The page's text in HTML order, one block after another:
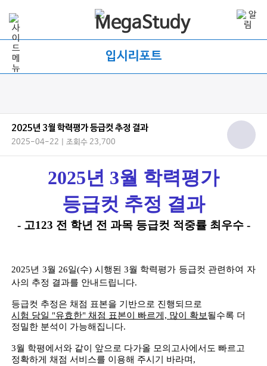
입시리포트
2025년 3월 학력평가 등급컷 추정 결과
2025-04-22 | 조회수 23,700
2025년 3월 학력평가
등급컷 추정 결과
- 고123 전 학년 전 과목 등급컷 적중률 최우수 -
2025년 3월 26일(수) 시행된 3월 학력평가 등급컷 관련하여 자
사의 추정 결과를 안내드립니다.
등급컷 추정은 채점 표본을 기반으로 진행되므로
시험 당일 "유효한" 채점 표본이 빠르게, 많이 확보될수록 더
정밀한 분석이 가능해집니다.
3월 학평에서와 같이 앞으로 다가올 모의고사에서도 빠르고
정확하게 채점 서비스를 이용해 주시기 바라며,